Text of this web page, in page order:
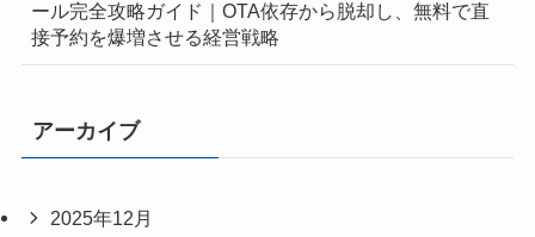
ール完全攻略ガイド｜OTA依存から脱却し、無料で直
接予約を爆増させる経営戦略
アーカイブ
2025年12月